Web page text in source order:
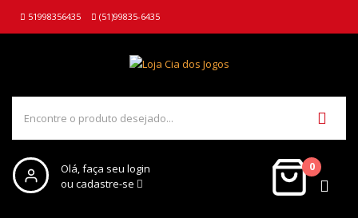
51998356435 (51)99835-6435
Olá, faça seu login
ou cadastre-se
0